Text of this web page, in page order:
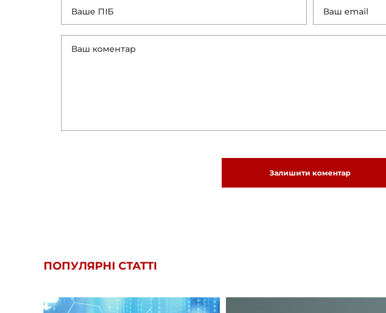
Залишити коментар
ПОПУЛЯРНІ СТАТТІ